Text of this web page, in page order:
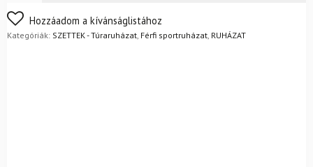
FoxPost
Nem biztos a választásában? Semmi gond – a terméket
egyszerűen visszaküldheti 14 napon belül, indoklás nélkül.
Hozzáadom a kívánságlistához
Kategóriák: SZETTEK - Túraruházat, Férfi sportruházat, RUHÁZAT